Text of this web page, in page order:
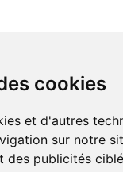
cookies
et d'autres
sur notre
des publicités